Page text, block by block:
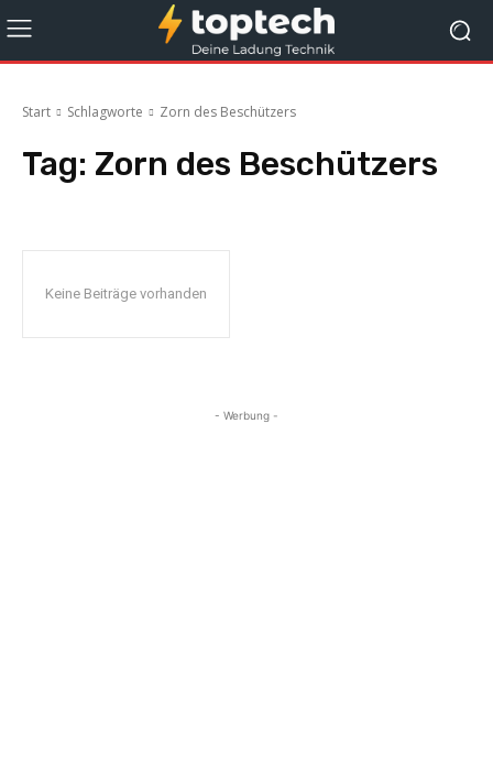
Start Schlagworte Zorn des Beschützers
Tag: Zorn des Beschützers
Keine Beiträge vorhanden
- Werbung -